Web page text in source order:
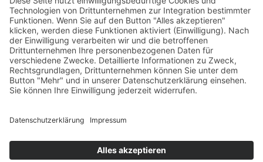
Wir wollen Ihr persönlicher Online Marine Spezialist sein,
der sich auf die Fahne geschrieben hat, der zuverlässigste
und preiswerteste Anbieter zu sein.
Wir sind ständig im Wachstum und wissen Ihr Vertrauen zu
schätzen.
Kay-Lucas Kaniewski